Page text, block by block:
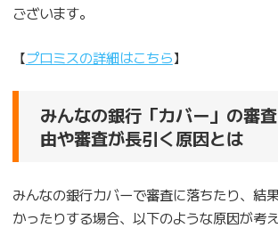
ございます。
【プロミスの詳細はこちら】
みんなの銀行「カバー」の審
由や審査が長引く原因とは
みんなの銀行カバーで審査に落ちたり、結
かったりする場合、以下のような原因が考